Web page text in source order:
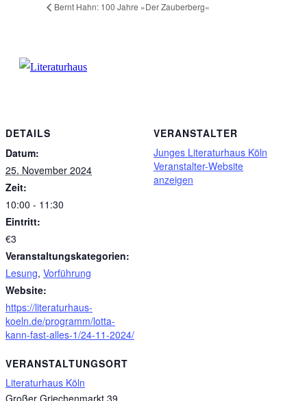
Bernt Hahn: 100 Jahre »Der Zauberberg«
DETAILS
Datum:
25. November 2024
Zeit:
10:00 - 11:30
Eintritt:
€3
Veranstaltungskategorien:
Lesung, Vorführung
Website:
https://literaturhaus-
koeln.de/programm/lotta-
kann-fast-alles-1/24-11-2024/
VERANSTALTUNGSORT
Literaturhaus Köln
VERANSTALTER
Junges Literaturhaus Köln
Veranstalter-Website
anzeigen